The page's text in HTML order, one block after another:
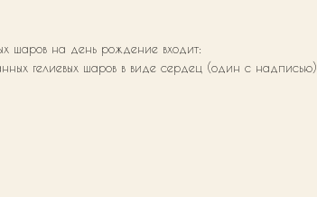
шаров на день рождение входит:
гелиевых шаров в виде сердец (один с надписью)